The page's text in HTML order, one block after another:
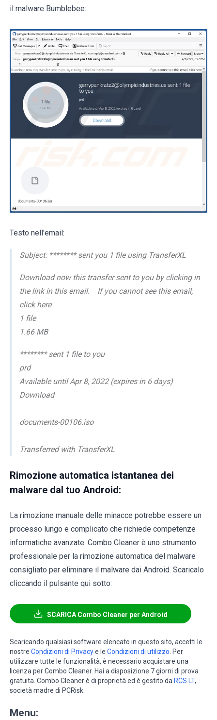
il malware Bumblebee:
Testo nell'email:
Subject: ******** sent you 1 file using TransferXL
Download now this transfer sent to you by clicking in
the link in this email. If you cannot see this email,
click here
1 file
1.66 MB
******** sent 1 file to you
prd
Available until Apr 8, 2022 (expires in 6 days)
Download
documents-00106.iso
Transferred with TransferXL
Rimozione automatica istantanea dei
malware dal tuo Android:
La rimozione manuale delle minacce potrebbe essere un
processo lungo e complicato che richiede competenze
informatiche avanzate. Combo Cleaner è uno strumento
professionale per la rimozione automatica del malware
consigliato per eliminare il malware dai Android. Scaricalo
cliccando il pulsante qui sotto:
SCARICA Combo Cleaner per Android
Scaricando qualsiasi software elencato in questo sito, accetti le
nostre Condizioni di Privacye le Condizioni di utilizzo . Per
utilizzare tutte le funzionalità, è necessario acquistare una
licenza per Combo Cleaner. Hai a disposizione 7 giorni di prova
gratuita. Combo Cleaner è di proprietà ed è gestito da RCS LT,
società madre di PCRisk.
Menu: